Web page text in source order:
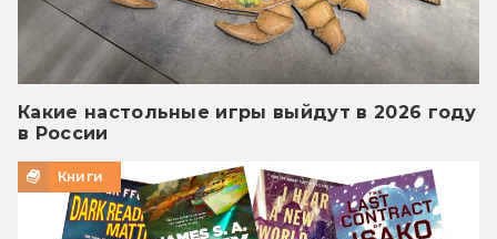
Какие настольные игры выйдут в 2026 году
в России
Книги